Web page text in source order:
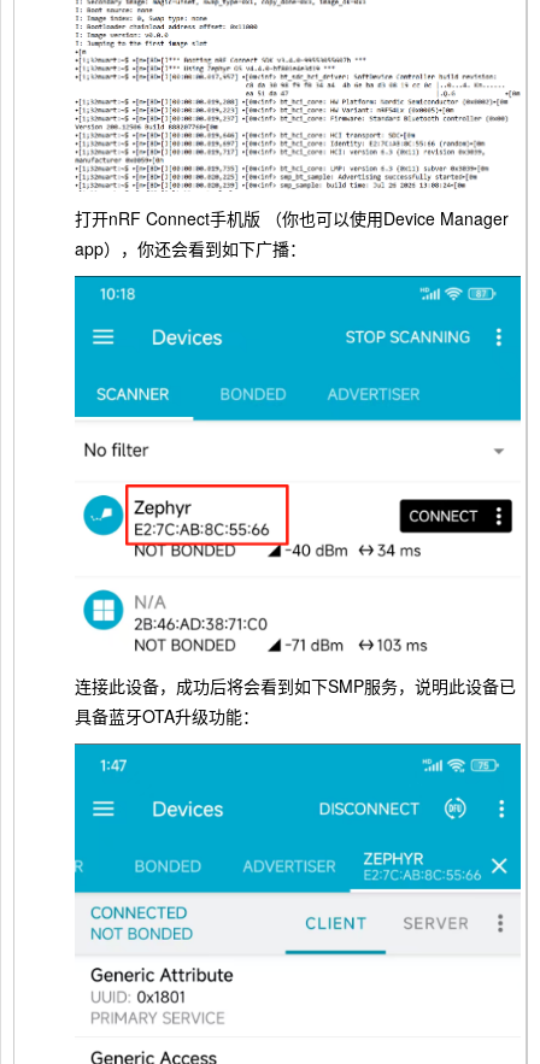
打开nRF Connect手机版 （你也可以使用Device Manager
app），你还会看到如下广播：
连接此设备，成功后将会看到如下SMP服务，说明此设备已
具备蓝牙OTA升级功能：